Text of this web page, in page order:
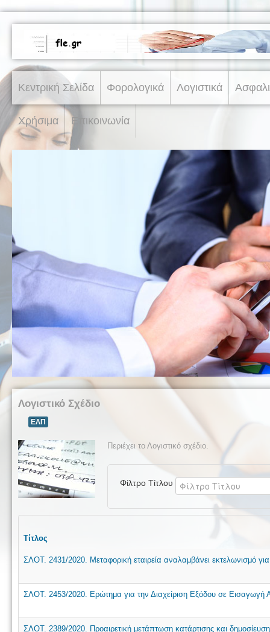
Κεντρική Σελίδα Φορολογικά Λογιστικά
Χρήσιμα Επικοινωνία
Λογιστικό Σχέδιο
ΕΛΠ
Περιέχει το Λογιστικό σχέδιο.
Φίλτρο Τίτλου
Τίτλος
ΣΛΟΤ. 2431/2020. Μεταφορική εταιρεία αναλαμβάνει εκτελωνισμό
ΣΛΟΤ. 2453/2020. Ερώτημα για την Διαχείριση Εξόδου σε Εισαγωγή
ΣΛΟΤ. 2389/2020. Προαιρετική μετάπτωση κατάρτισης και